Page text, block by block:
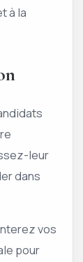
à la
leur
dans
vos
pour